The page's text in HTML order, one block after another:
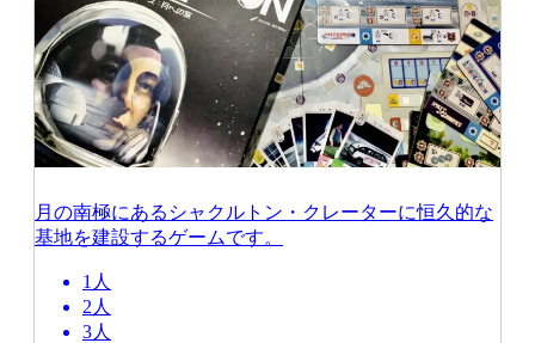
月の南極にあるシャクルトン・クレーターに恒久的な
基地を建設するゲームです。
1人
2人
3人